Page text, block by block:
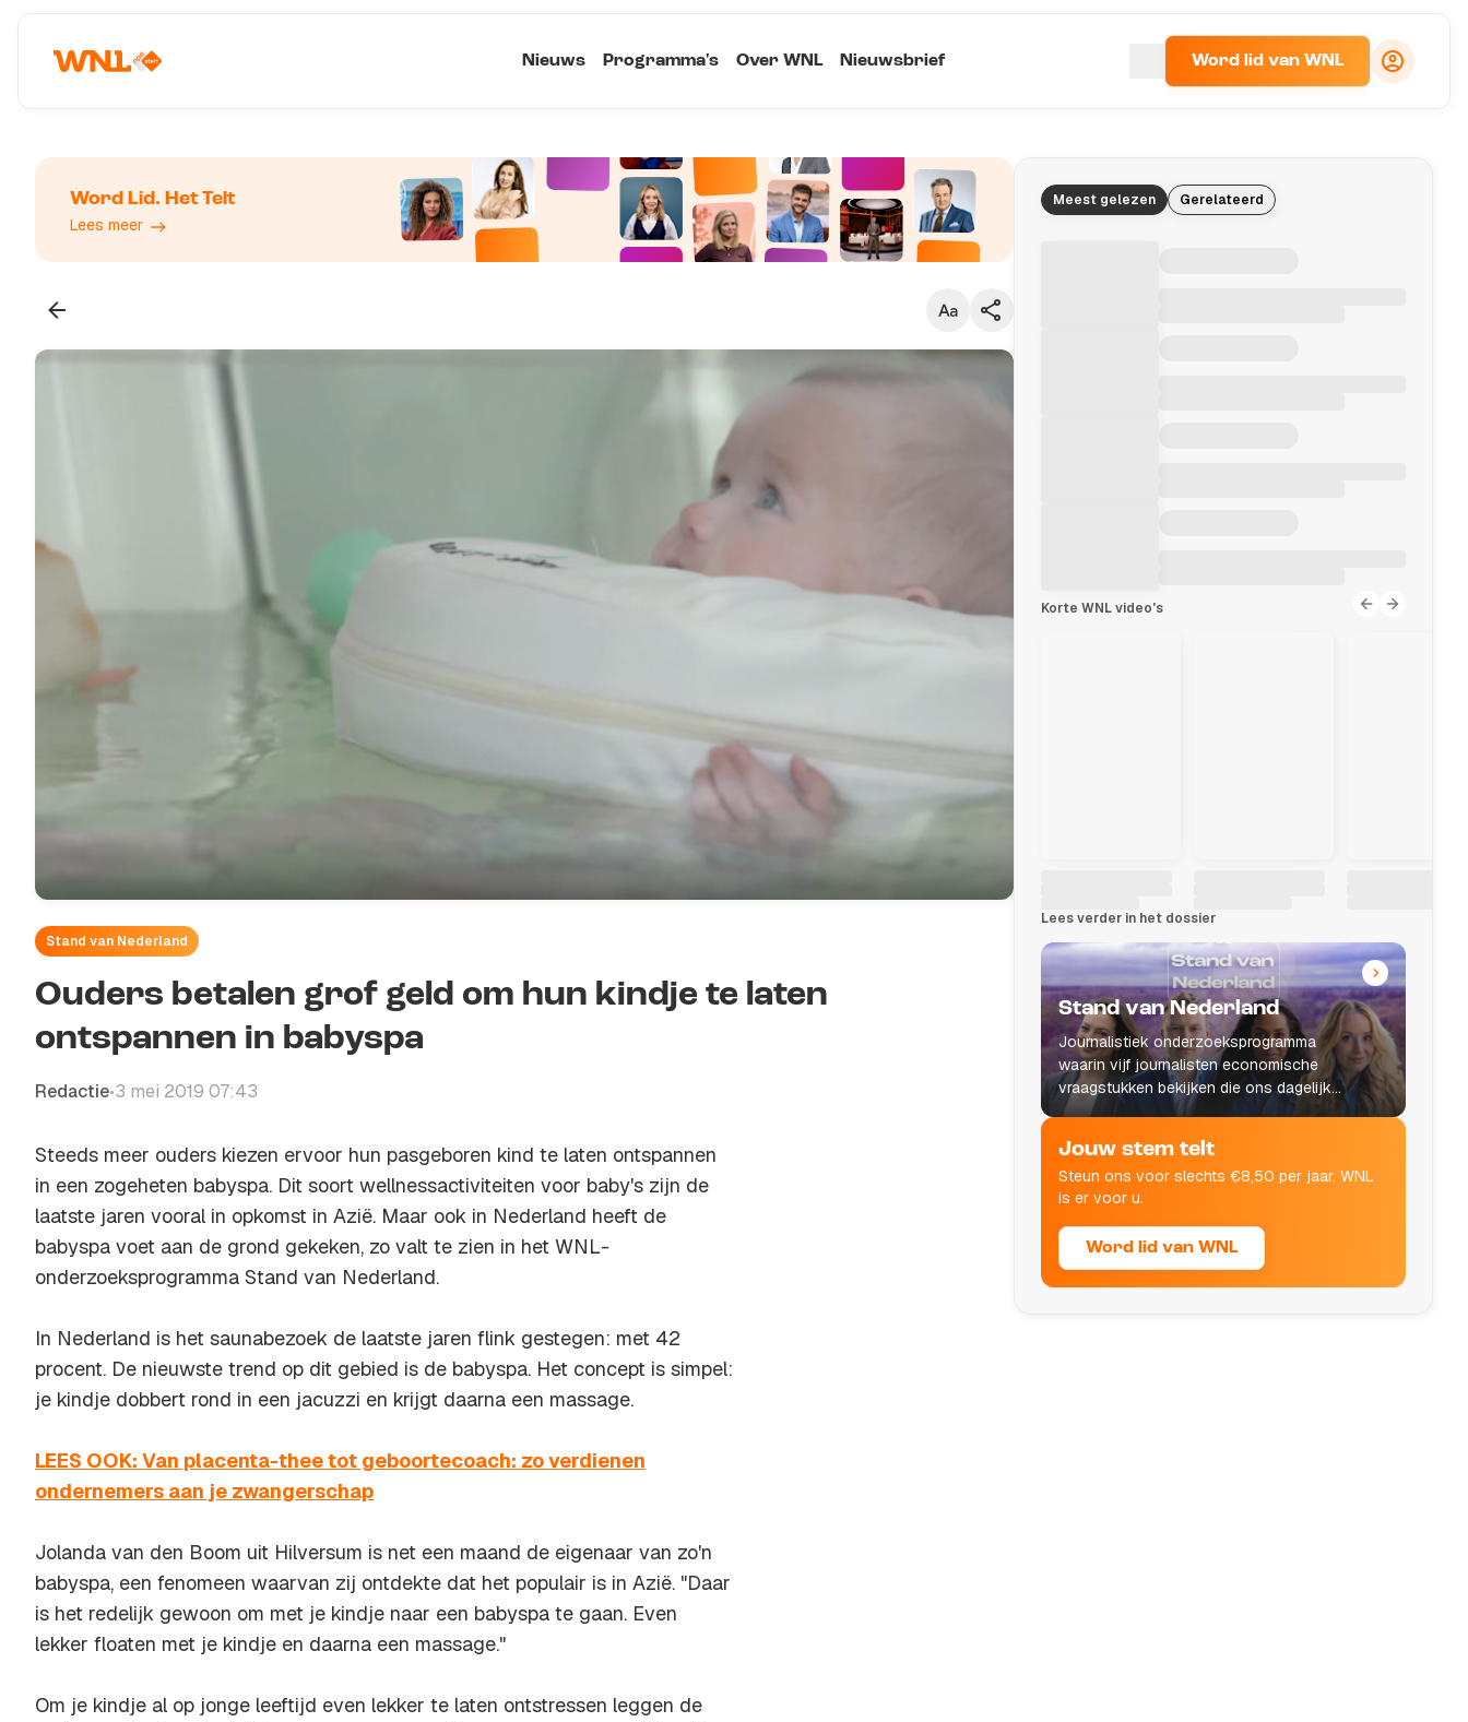
Nieuws Programma's Over WNL Nieuwsbrief Word lid van WNL
Word Lid. Het Telt
Lees meer
Stand van Nederland
Ouders betalen grof geld om hun kindje te laten
ontspannen in babyspa
Redactie•3 mei 2019 07:43
Steeds meer ouders kiezen ervoor hun pasgeboren kind te laten ontspannen
in een zogeheten babyspa. Dit soort wellnessactiviteiten voor baby's zijn de
laatste jaren vooral in opkomst in Azië. Maar ook in Nederland heeft de
babyspa voet aan de grond gekeken, zo valt te zien in het WNL-
onderzoeksprogramma Stand van Nederland.
In Nederland is het saunabezoek de laatste jaren flink gestegen: met 42
procent. De nieuwste trend op dit gebied is de babyspa. Het concept is simpel:
je kindje dobbert rond in een jacuzzi en krijgt daarna een massage.
LEES OOK: Van placenta-thee tot geboortecoach: zo verdienen
ondernemers aan je zwangerschap
Jolanda van den Boom uit Hilversum is net een maand de eigenaar van zo'n
babyspa, een fenomeen waarvan zij ontdekte dat het populair is in Azië. "Daar
is het redelijk gewoon om met je kindje naar een babyspa te gaan. Even
lekker floaten met je kindje en daarna een massage."
Om je kindje al op jonge leeftijd even lekker te laten ontstressen leggen de
Meest gelezen Gerelateerd
Korte WNL video's
Lees verder in het dossier
Stand van Nederland
Journalistiek onderzoeksprogramma
waarin vijf journalisten economische
vraagstukken bekijken die ons dagelijks
leven raken.
Jouw stem telt
Steun ons voor slechts €8,50 per jaar. WNL
is er voor u.
Word lid van WNL